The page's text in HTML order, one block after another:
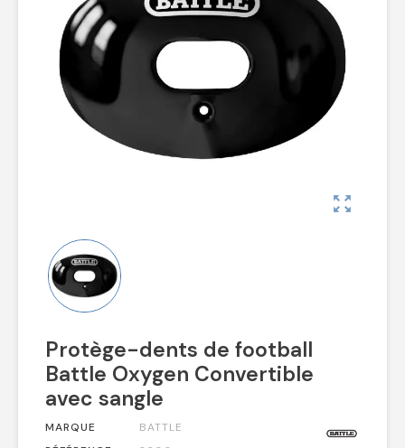
zoom_out_map
Protège-dents de football
Battle Oxygen Convertible
avec sangle
MARQUE
BATTLE